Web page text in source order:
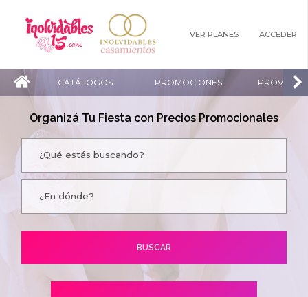
VER PLANES ACCEDER
CATÁLOGOS PROMOCIONES
Organizá Tu Fiesta con Precios Promocionales